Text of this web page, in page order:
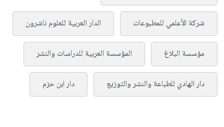
شركة الأعلمي للمطبوعات الدار العربية للعلوم ناشرون
مؤسسة البلاغ المؤسسة العربية للدراسات والنشر
دار الهادي للطباعة والنشر والتوزيع دار ابن حزم